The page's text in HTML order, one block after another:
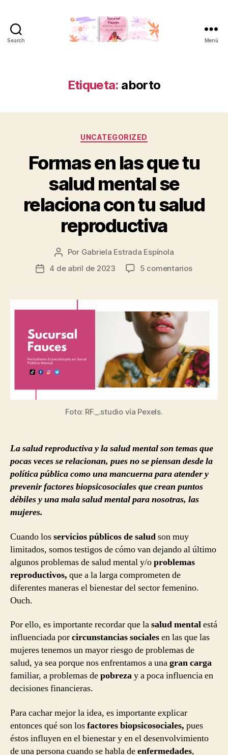
Search Menú
Etiqueta: aborto
Categorías
UNCATEGORIZED
Formas en las que tu
salud mental se
relaciona con tu salud
reproductiva
Autor
de
Por Gabriela Estrada Espínola
Fecha
entrada
4 de abril de 2023 5 comentariosen
las
mental
se
relaciona
con
tu
salud
Foto: RF._.studio vía Pexels.
La salud reproductiva y la salud mental son temas que
pocas veces se relacionan, pues no se piensan desde la
política pública como una mancuerna para atender y
prevenir factores biopsicosociales que crean puntos
débiles y una mala salud mental para nosotras, las
mujeres.
Cuando losservicios públicos de saludson muy
limitados, somos testigos de cómo van dejando al último
algunos problemas de salud mental y/oproblemas
reproductivos, que a la larga comprometen de
diferentes maneras el bienestar del sector femenino.
Ouch.
Por ello, es importante recordar que lasalud mentalestá
influenciada porcircunstancias socialesen las que las
mujeres tenemos un mayor riesgo de problemas de
salud, ya sea porque nos enfrentamos a unagran carga
familiar, a problemas depobrezay a poca influencia en
decisiones financieras.
Para cachar mejor la idea, es importante explicar
entonces qué son losfactores biopsicosociales, pues
éstos influyen en el bienestar y en el desenvolvimiento
de una persona cuando se habla deenfermedades,